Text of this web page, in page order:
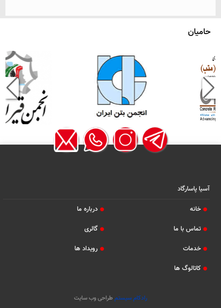
حامیان
آسیا پاسارگاد
خانه
درباره ما
تماس با ما
گالری
خدمات
رویداد ها
کاتالوگ ها
رادکام سیستم طراحی وب سایت